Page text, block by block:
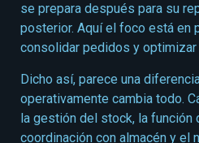
se prepara después para su
posterior. Aquí el foco está en
consolidar pedidos y
Dicho así, parece una
operativamente cambia todo.
la gestión del stock, la función
coordinación con almacén y el